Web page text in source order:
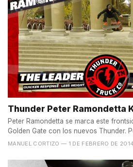
Thunder Peter Ramondetta
Peter Ramondetta se marca este
MANUEL CORTIZO — 1 DE FEBRERO DE 2014